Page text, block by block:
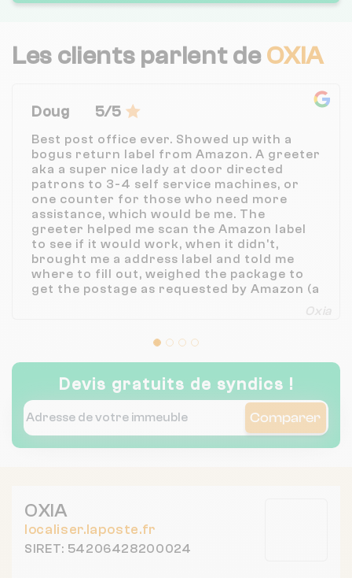
Les clients parlent deOXIA
Doug 5/5
Best post office ever. Showed up with a
bogus return label from Amazon. A greeter
aka a super nice lady at door directed
patrons to 3-4 self service machines, or
one counter for those who need more
assistance, which would be me. The
greeter helped me scan the Amazon label
to see if it would work, when it didn't,
brought me a address label and told me
where to fill out, weighed the package to
get the postage as requested by Amazon (a
even brought me tape to seal the package
counter to finish the transaction. Next to
no lines.
Oxia
Devis gratuits de syndics !
Comparer
OXIA
localiser.laposte.fr
SIRET: 54206428200024